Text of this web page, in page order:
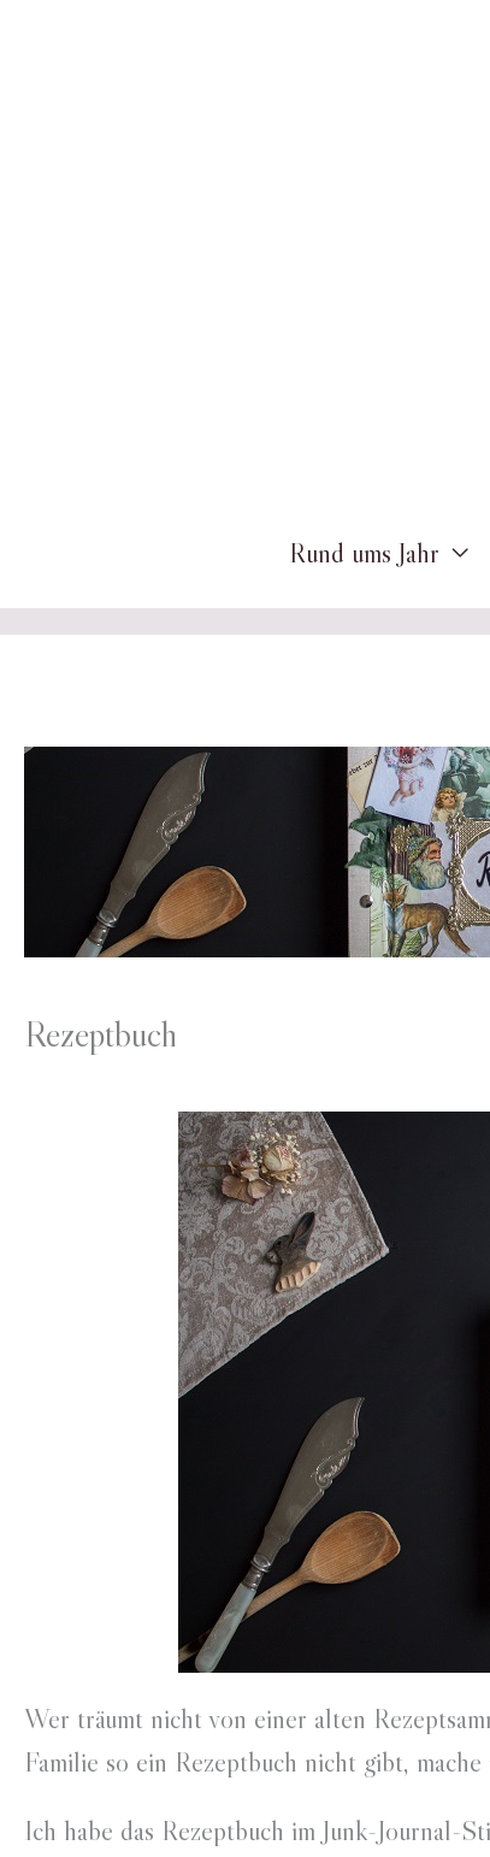
Rund ums Jahr
Rezeptbuch
Wer träumt nicht von einer alten
Familie so ein Rezeptbuch nicht gibt,
Ich habe das Rezeptbuch im Junk-